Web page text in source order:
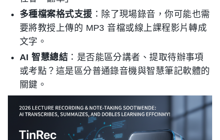
多種檔案格式支援 ：除了現場錄音，你可能也需
要將教授上傳的 MP3 音檔或線上課程影片轉成
文字。
AI 智慧總結 ：是否能區分講者、提取待辦事項
或考點？這是區分普通錄音機與智慧筆記軟體的
關鍵。